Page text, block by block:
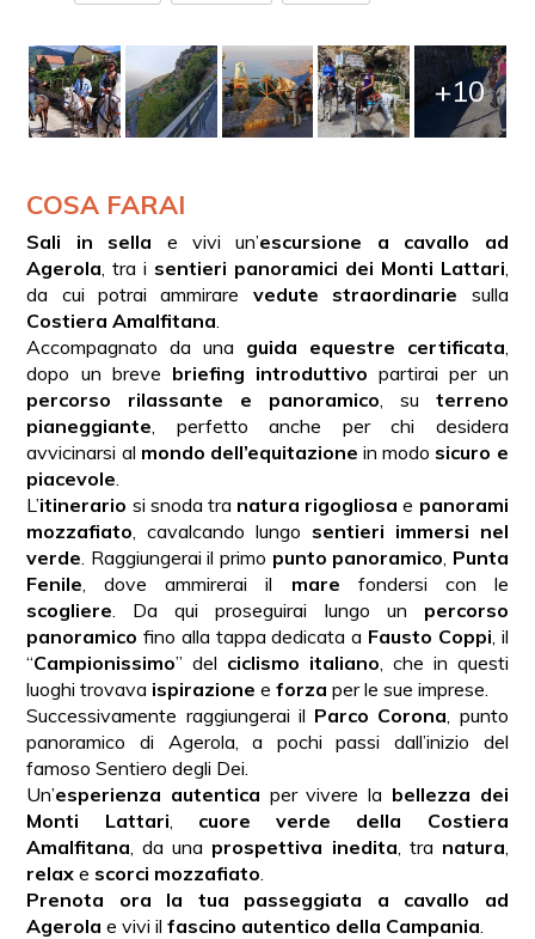
+10
COSA FARAI
Sali in sella e vivi un’escursione a cavallo ad
Agerola , tra i sentieri panoramici dei Monti Lattari
da cui potrai ammirare vedute straordinarie sulla
Costiera Amalfitana
Accompagnato da una guida equestre certificata
dopo un breve briefing introduttivo partirai per un
percorso rilassante e panoramico , su terreno
pianeggiante , perfetto anche per chi desidera
avvicinarsi al mondo dell’equitazione in modo sicuro e
piacevole
L’itinerario si snoda tra natura rigogliosa e panorami
mozzafiato , cavalcando lungo sentieri immersi nel
verde . Raggiungerai il primo punto panoramico Punta
Fenile , dove ammirerai il mare fondersi con le
scogliere . Da qui proseguirai lungo un percorso
panoramico fino alla tappa dedicata a Fausto Coppi , il
“Campionissimo” del ciclismo italiano , che in questi
luoghi trovava ispirazione eforza per le sue imprese.
Successivamente raggiungerai il Parco Corona , punto
panoramico di Agerola, a pochi passi dall’inizio del
famoso Sentiero degli Dei.
Un’esperienza autentica per vivere la bellezza dei
Monti Lattari
cuore verde della Costiera
Amalfitana , da una prospettiva inedita , tra natura
relax e scorci mozzafiato
Prenota ora la tua passeggiata a cavallo ad
Agerola e vivi ilfascino autentico della Campania